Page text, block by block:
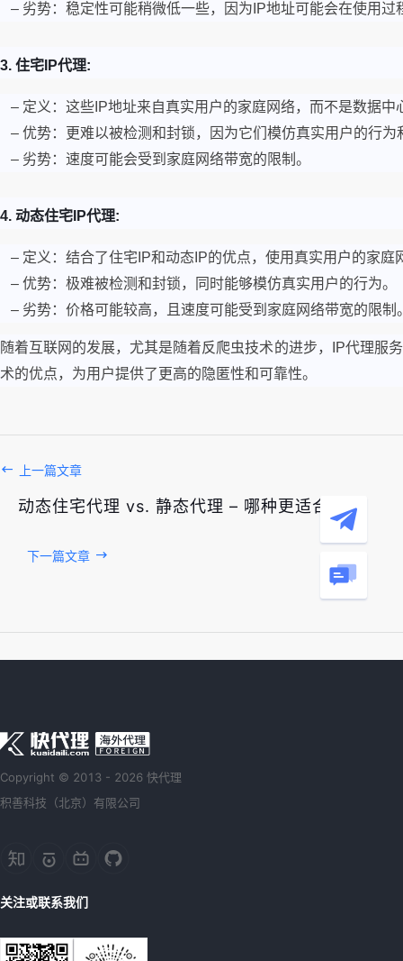
– 劣势：稳定性可能稍微低一些，因为IP地址可能会在使用过
3. 住宅IP代理:
– 定义：这些IP地址来自真实用户的家庭网络，而不是数据中
– 优势：更难以被检测和封锁，因为它们模仿真实用户的行为
– 劣势：速度可能会受到家庭网络带宽的限制。
4. 动态住宅IP代理:
– 定义：结合了住宅IP和动态IP的优点，使用真实用户的家庭
– 优势：极难被检测和封锁，同时能够模仿真实用户的行为。
– 劣势：价格可能较高，且速度可能受到家庭网络带宽的限制
随着互联网的发展，尤其是随着反爬虫技术的进步，IP代理服
术的优点，为用户提供了更高的隐匿性和可靠性。
上一篇文章
动态住宅代理 vs. 静态代理 – 哪种更适合您？
下一篇文章
Copyright © 2013 - 2026 快代理
积善科技（北京）有限公司
关注或联系我们